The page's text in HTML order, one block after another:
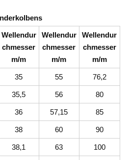
Wellendur
chmesser
m/m
Wellendur
chmesser
m/m
Wellendur
chmesser
m/m
35 55 76,2
35,5 56 80
36 57,15 85
38 60 90
38,1 63 100